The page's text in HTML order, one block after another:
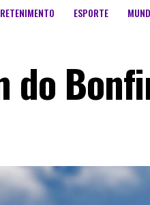
ESPORTE
do